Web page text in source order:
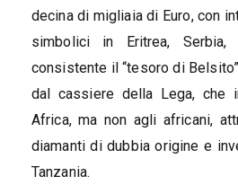
decina di migliaia di Euro, con
simbolici in Eritrea, Serbia,
consistente il “tesoro di
dal cassiere della Lega, che
Africa, ma non agli africani,
diamanti di dubbia origine e
Tanzania.